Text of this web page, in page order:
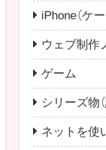
iPhone（ケ
ウェブ制作
ゲーム
シリーズ物
ネットを使